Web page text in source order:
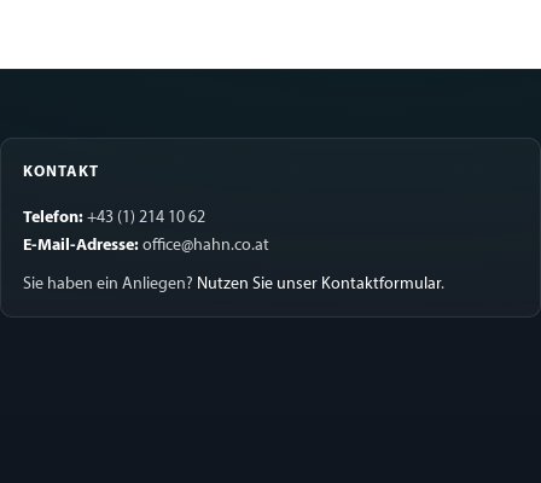
KONTAKT
Telefon: +43 (1) 214 10 62
E-Mail-Adresse: office@hahn.co.at
Sie haben ein Anliegen? Nutzen Sie unser Kontaktformular.